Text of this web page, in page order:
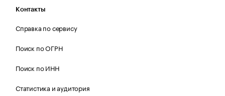
Контакты
Справка по сервису
Поиск по ОГРН
Поиск по ИНН
Статистика и аудитория